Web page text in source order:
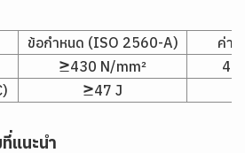
ข้อกำหนด (ISO 2560-A)
ค่าทั่
≥430 N/mm²
≥47 J
แนะนำ